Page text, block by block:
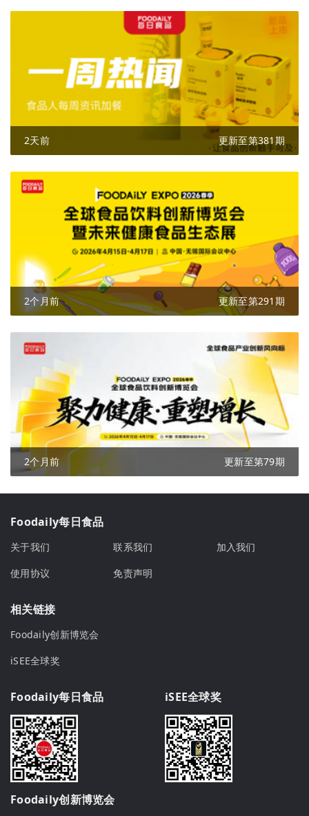
2天前 更新至第381期
2个月前 更新至第291期
2个月前 更新至第79期
Foodaily每日食品
关于我们 联系我们
加入我们
使用协议
免责声明
相关链接
Foodaily创新博览会
iSEE全球奖
Foodaily每日食品 iSEE全球奖
Foodaily创新博览会